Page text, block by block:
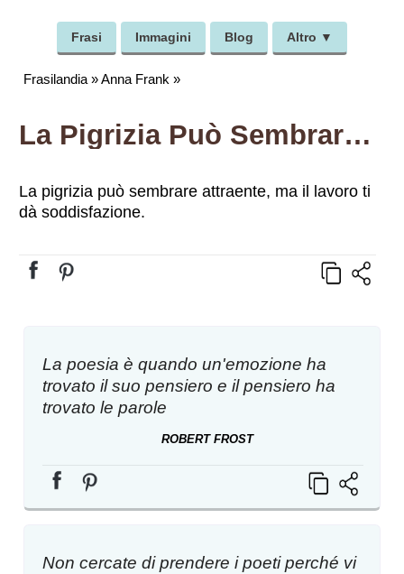
Frasi Immagini Blog Altro ▼
Frasilandia »Anna Frank »
La Pigrizia Può Sembrare Attraente, Ma Il Lavoro Ti Dà Soddisfazione.
La pigrizia può sembrare attraente, ma il lavoro ti
dà soddisfazione.
La poesia è quando un'emozione ha
trovato il suo pensiero e il pensiero ha
trovato le parole
ROBERT FROST
Non cercate di prendere i poeti perché vi